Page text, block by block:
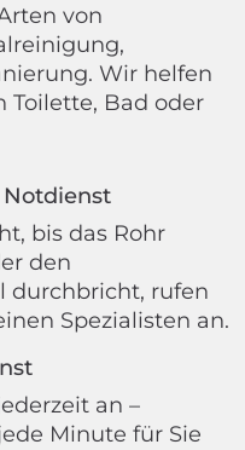
von
Wir helfen
Toilette, Bad oder
bis das Rohr
den
durchbricht, rufen
Spezialisten an.
an –
Minute für Sie